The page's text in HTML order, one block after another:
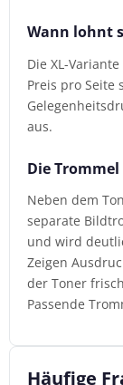
Wann lohnt
Die XL-
Preis pro Seite
aus.
Die
Neben dem
separate
und wird
Zeigen
der Toner
Passende
Häufige